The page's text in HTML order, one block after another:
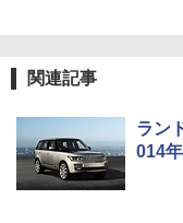
関連記事
ラン
014